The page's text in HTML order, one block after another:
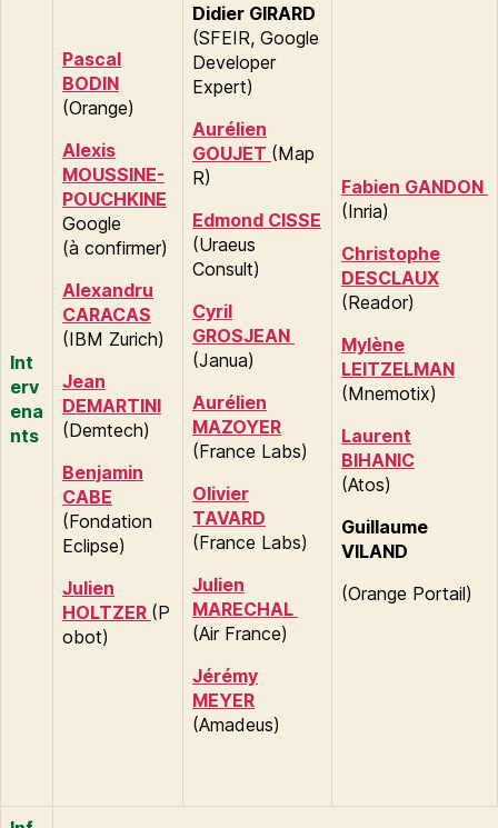
Int
erv
ena
nts
Pascal
BODIN
(Orange)
Alexis
MOUSSINE-
POUCHKINE
Google
(à confirmer)
Alexandru
CARACAS
(IBM Zurich)
Jean
DEMARTINI
(Demtech)
Benjamin
CABE
(Fondation
Eclipse)
Julien
HOLTZER (P
obot)
Didier GIRARD
(SFEIR, Google
Developer
Expert)
Aurélien
GOUJET (Map
R)
Edmond CISSE
(Uraeus
Consult)
Cyril
GROSJEAN
(Janua)
Aurélien
MAZOYER
(France Labs)
Olivier
TAVARD
(France Labs)
Julien
MARECHAL
(Air France)
Jérémy
MEYER
(Amadeus)
Fabien GANDON
(Inria)
Christophe
DESCLAUX
(Reador)
Mylène
LEITZELMAN
(Mnemotix)
Laurent
BIHANIC
(Atos)
Guillaume
VILAND
(Orange Portail)